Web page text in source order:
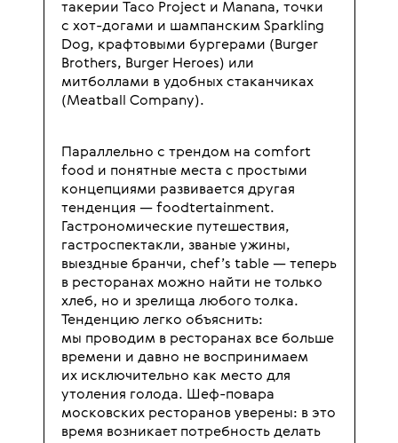
такерии Taco Project и Manana, точки
с хот-догами и шампанским Sparkling
Dog, крафтовыми бургерами (Burger
Brothers, Burger Heroes) или
митболлами в удобных стаканчиках
(Meatball Company).
Параллельно с трендом на comfort
food и понятные места с простыми
концепциями развивается другая
тенденция — foodtertainment.
Гастрономические путешествия,
гастроспектакли, званые ужины,
выездные бранчи, chef’s table — теперь
в ресторанах можно найти не только
хлеб, но и зрелища любого толка.
Тенденцию легко объяснить:
мы проводим в ресторанах все больше
времени и давно не воспринимаем
их исключительно как место для
утоления голода. Шеф-повара
московских ресторанов уверены: в это
время возникает потребность делать